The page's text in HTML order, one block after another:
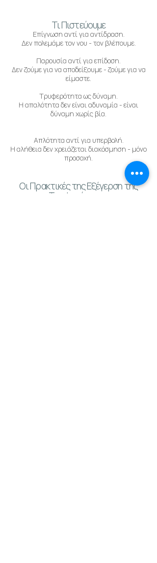
Τι Πιστεύουμε
Επίγνωση αντί για αντίδραση.
Δεν πολεμάμε τον νου - τον βλέπουμε.
Παρουσία αντί για επίδοση.
Δεν ζούμε για να αποδείξουμε - ζούμε για να
είμαστε.
​Τρυφερότητα ως δύναμη.
Η απαλότητα δεν είναι αδυναμία - είναι
δύναμη χωρίς βία.
Απλότητα αντί για υπερβολή.
Η αλήθεια δεν χρειάζεται διακόσμηση - μόνο
προσοχή.
Οι Πρακτικές της Εξέγερση της
Τρυφερότητας​